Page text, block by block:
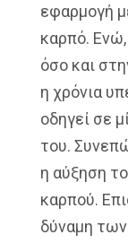
εφαρμογή
καρπό.
όσο και
η χρόνια
οδηγεί σε
του.
η αύξηση
καρπού.
δύναμη